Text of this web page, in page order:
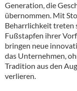
Kaffee
Barzubehör
Equipment
Verpackung
Generation, die
übernommen. Mit
Beharrlichkeit treten
Fußstapfen ihrer
bringen neue
das Unternehmen,
Tradition aus den
verlieren.